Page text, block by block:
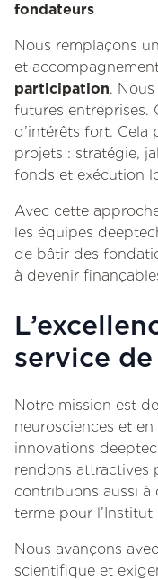
fondateurs
Nous remplaçons
et
participation.
futures entreprises.
d’intérêts fort. Cela
projets : stratégie,
fonds et exécution
Avec cette
les équipes
de bâtir des
à devenir
service
Notre mission est
neurosciences et
innovations
rendons attractives
contribuons aussi à
terme pour l’Institut
Nous avançons
scientifique et